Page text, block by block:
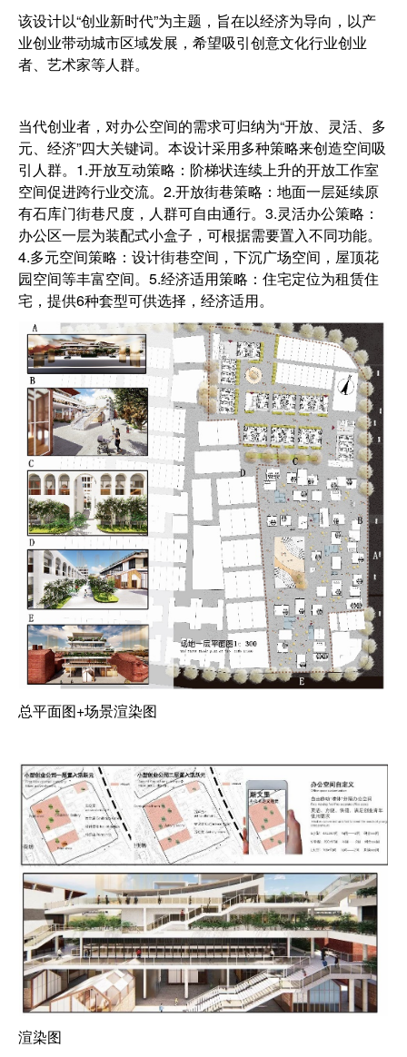
该设计以“创业新时代”为主题，旨在以经济为导向，以产
业创业带动城市区域发展，希望吸引创意文化行业创业
者、艺术家等人群。
当代创业者，对办公空间的需求可归纳为“开放、灵活、多
元、经济”四大关键词。本设计采用多种策略来创造空间吸
引人群。1.开放互动策略：阶梯状连续上升的开放工作室
空间促进跨行业交流。2.开放街巷策略：地面一层延续原
有石库门街巷尺度，人群可自由通行。3.灵活办公策略：
办公区一层为装配式小盒子，可根据需要置入不同功能。
4.多元空间策略：设计街巷空间，下沉广场空间，屋顶花
园空间等丰富空间。5.经济适用策略：住宅定位为租赁住
宅，提供6种套型可供选择，经济适用。
总平面图+场景渲染图
渲染图